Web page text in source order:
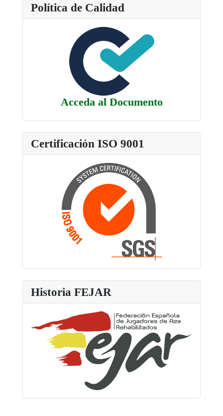
Política de Calidad
Acceda al Documento
Certificación ISO 9001
Historia FEJAR